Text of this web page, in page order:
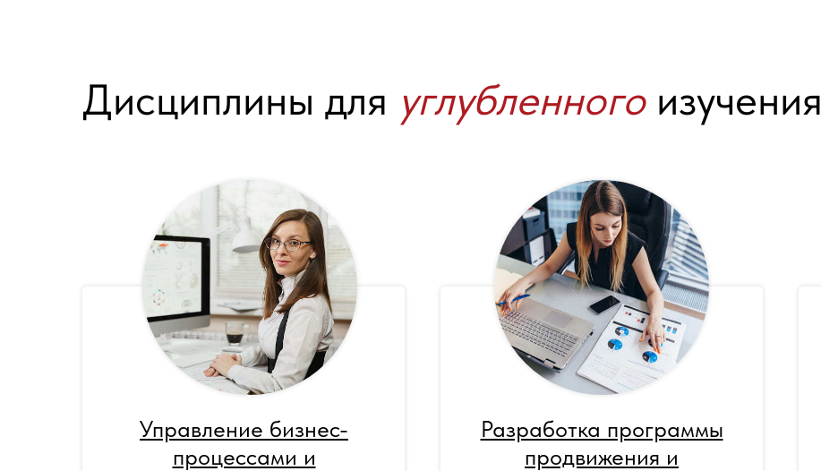
Дисциплины для углубленногоизучения
Управление бизнес-
процессами и
Разработка программы
продвижения и